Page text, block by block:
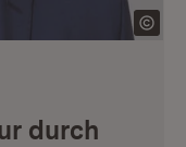
durch